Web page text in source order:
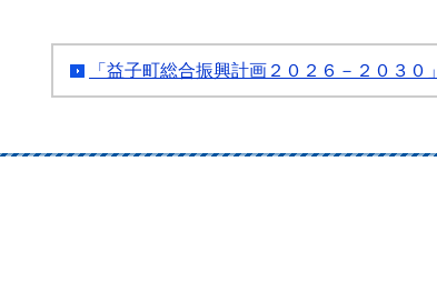
「益子町総合振興計画２０２６－２０３０」